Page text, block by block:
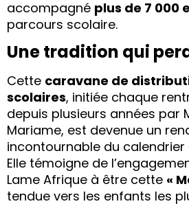
accompagné plus de 7 000
parcours scolaire.
Une tradition qui
Cette caravane de
scolaires, initiée chaque
depuis plusieurs années par
Mariame, est devenue un
incontournable du
Elle témoigne de
Lame Afrique à être cette «
tendue vers les enfants les